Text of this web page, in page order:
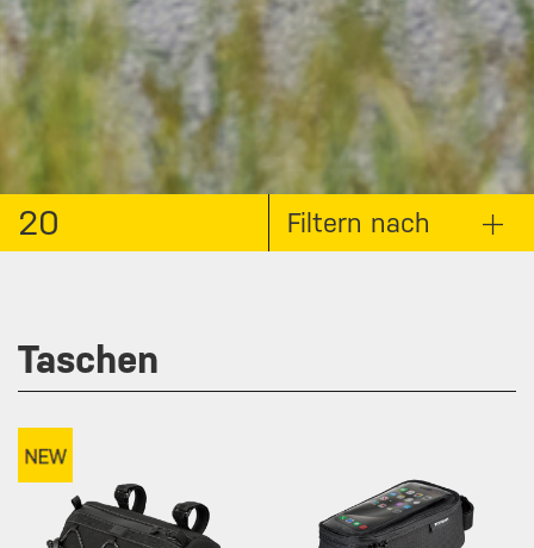
20 Filtern nach
Taschen